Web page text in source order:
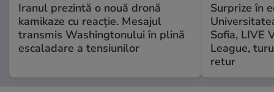
Iranul prezintă o nouă dronă
kamikaze cu reacție. Mesajul
transmis Washingtonului în plină
escaladare a tensiunilor
Surprize în
Sofia, LIVE
League,
retur